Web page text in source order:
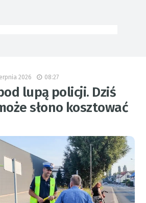
2026 08:27
lupą policji. Dziś
słono kosztować